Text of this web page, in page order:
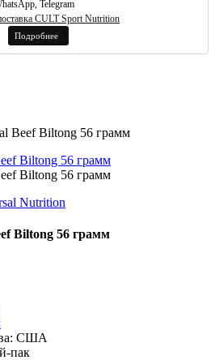
Telegram
CULT Sport Nutrition
Подробнее
Beef Biltong 56 грамм
Nutrition
Biltong 56 грамм
США
пак